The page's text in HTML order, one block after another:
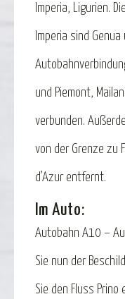
Imperia, Ligurien.
Imperia sind
und Piemont,
verbunden.
von der Grenze zu
d’Azur entfernt.
Im Auto:
Autobahn A10 –
Sie nun der
Sie den Fluss